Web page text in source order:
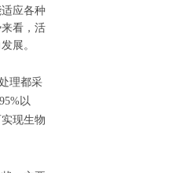
应各种
看，活
展。
理都采
以
现生物